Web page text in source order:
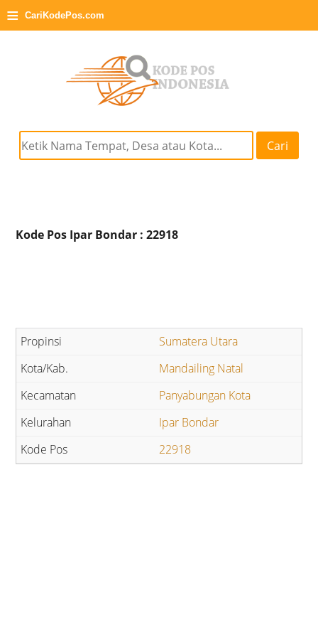
≡ CariKodePos.com
Cari
Kode Pos Ipar Bondar : 22918
Sumatera Utara
Mandailing Natal
Panyabungan Kota
Ipar Bondar
22918